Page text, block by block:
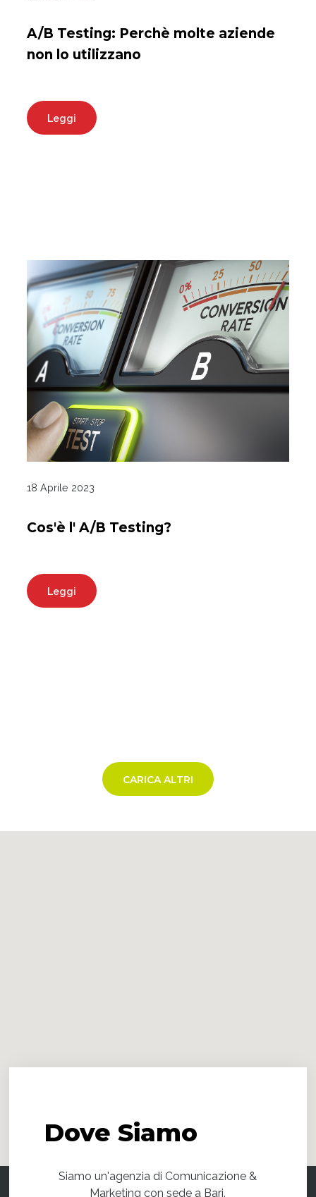
A/B Testing: Perchè molte aziende
non lo utilizzano
Leggi
18 Aprile 2023
Cos'è l' A/B Testing?
Leggi
CARICA ALTRI
DoveSiamo
Siamo un'agenzia di Comunicazione &
Marketing con sede a Bari.